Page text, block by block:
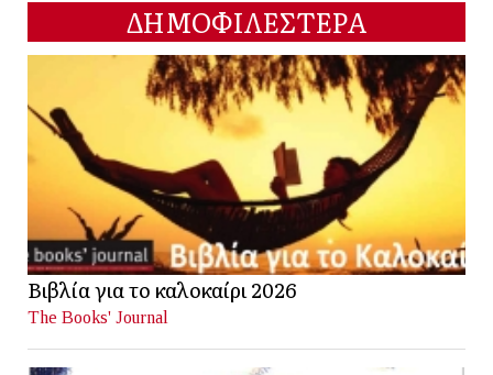
ΔΗΜΟΦΙΛΕΣΤΕΡΑ
Βιβλία για το καλοκαίρι 2026
The Books' Journal